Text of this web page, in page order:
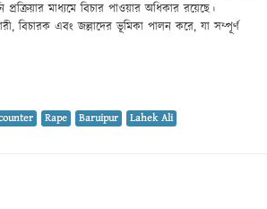
মাধ্যমে বিচার পাওয়ার অধিকার রয়েছে।
বিচারক এবং জল্লাদের ভূমিকা পালন করে, যা সম্পূর্ণ
Rape Baruipur Lahek Ali